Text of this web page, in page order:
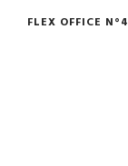
FLEX OFFICE N°4